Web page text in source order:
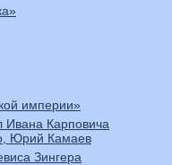
империи»
Ивана Карповича
Юрий Камаев
Зингера